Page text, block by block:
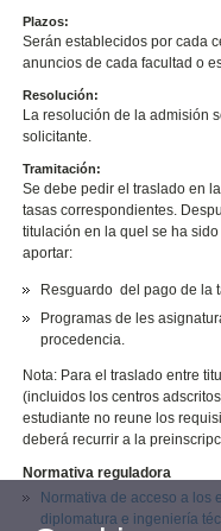
Plazos:
Serán establecidos por cada
anuncios de cada facultad o
Resolución:
La resolución de la admisión
solicitante.
Tramitación:
Se debe pedir el traslado en
tasas correspondientes.
titulación en la quel se ha
aportar:
Resguardo del pago de la
Programas de les
procedencia.
Nota: Para el traslado entre
(incluidos los centros
estudiante no reune los
deberá recurrir a la
Normativa reguladora
Normativa de acceso a los
diplomatura e ingeniería